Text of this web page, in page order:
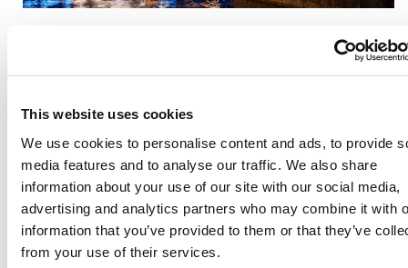
This website uses cookies
We use cookies to personalise content and ads, to provide
media features and to analyse our traffic. We also share
information about your use of our site with our social media,
advertising and analytics partners who may combine it with
information that you’ve provided to them or that they’ve
from your use of their services.
Weihnachtsmarkt zwischen der Piazza Vittorio Emanuele
und der Uferpromenade Marconi, eingerahmt von den
werden Kunsthandwerk, regionale Produkte und Streetfood
angeboten – vor einer Kulisse, die die Architektur des Ortes
perfekt in Szene setzt. In den letzten Jahren gehörten
außerdem eine große Eislaufbahn und zahlreiche
Veranstaltungen zum Programm, etwa weihnachtliche
Spaßläufe, Musik und Kinderanimation.